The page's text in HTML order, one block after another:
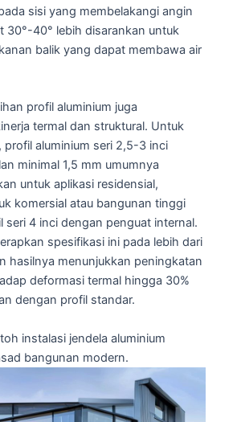
sisi yang membelakangi angin
30°-40° lebih disarankan untuk
balik yang dapat membawa air
profil aluminium juga
termal dan struktural. Untuk
profil aluminium seri 2,5-3 inci
minimal 1,5 mm umumnya
untuk aplikasi residensial,
komersial atau bangunan tinggi
seri 4 inci dengan penguat internal.
spesifikasi ini pada lebih dari
hasilnya menunjukkan peningkatan
deformasi termal hingga 30%
dengan profil standar.
instalasi jendela aluminium
bangunan modern.